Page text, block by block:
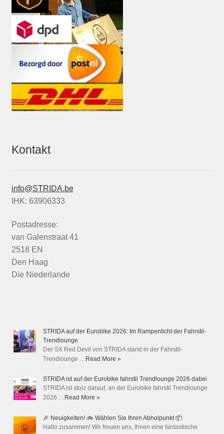
Kontakt
info@STRIDA.be
IHK: 63906333
Postadresse:
van Galenstraat 41
2518 EN
Den Haag
Die Niederlande
STRIDA auf der Eurobike 2026: Im Rampenlicht der Fahrstil-
Trendlounge
Der SX Red Devil von STRIDA stand in der Fahrstil-
Trendlounge … Read More »
STRIDA ist auf der Eurobike fahrstil Trendlounge 2026 dabei
STRIDA ist stolz darauf, an der Eurobike fahrstil Trendlounge
2026 … Read More »
🎉 Neuigkeiten! 🚲 Wählen Sie Ihren Abholpunkt 📦
Hallo zusammen! Wir freuen uns, Ihnen eine fantastische